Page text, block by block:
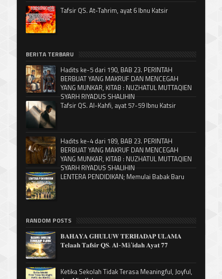
Tafsir QS. At-Tahrim, ayat 6 Ibnu Katsir
BERITA TERBARU
Hadits ke-5 dari 190, BAB 23. PERINTAH
BERBUAT YANG MAKRUF DAN MENCEGAH
YANG MUNKAR, KITAB : NUZHATUL MUTTAQIEN
SYARH RIYADUS SHALIHIN
Tafsir QS. Al-Kahfi, ayat 57-59 Ibnu Katsir
Hadits ke-4 dari 189, BAB 23. PERINTAH
BERBUAT YANG MAKRUF DAN MENCEGAH
YANG MUNKAR, KITAB : NUZHATUL MUTTAQIEN
SYARH RIYADUS SHALIHIN
LENTERA PENDIDIKAN; Memulai Babak Baru
RANDOM POSTS
𝐁𝐀𝐇𝐀𝐘𝐀 𝐆𝐇𝐔𝐋𝐔𝐖 𝐓𝐄𝐑𝐇𝐀𝐃𝐀𝐏 𝐔𝐋𝐀𝐌𝐀
𝐓𝐞𝐥𝐚𝐚𝐡 𝐓𝐚𝐟𝐬𝐢𝐫 𝐐𝐒. 𝐀𝐥-𝐌ā'𝐢𝐝𝐚𝐡 𝐀𝐲𝐚𝐭 𝟕𝟕
Ketika Sekolah Tidak Terasa Meaningful, Joyful,